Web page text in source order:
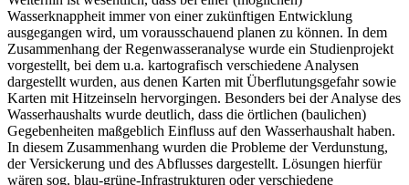
Wasserknappheit immer von einer zukünftigen Entwicklung
ausgegangen wird, um vorausschauend planen zu können. In dem
Zusammenhang der Regenwasseranalyse wurde ein Studienprojekt
vorgestellt, bei dem u.a. kartografisch verschiedene Analysen
dargestellt wurden, aus denen Karten mit Überflutungsgefahr sowie
Karten mit Hitzeinseln hervorgingen. Besonders bei der Analyse des
Wasserhaushalts wurde deutlich, dass die örtlichen (baulichen)
Gegebenheiten maßgeblich Einfluss auf den Wasserhaushalt haben.
In diesem Zusammenhang wurden die Probleme der Verdunstung,
der Versickerung und des Abflusses dargestellt. Lösungen hierfür
wären sog. blau-grüne-Infrastrukturen oder verschiedene